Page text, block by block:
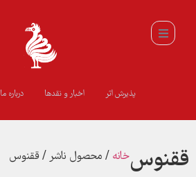
پذیرش اثر اخبار و نقدها درباره ما
ققنوسخانه / محصول ناشر / ققنوس